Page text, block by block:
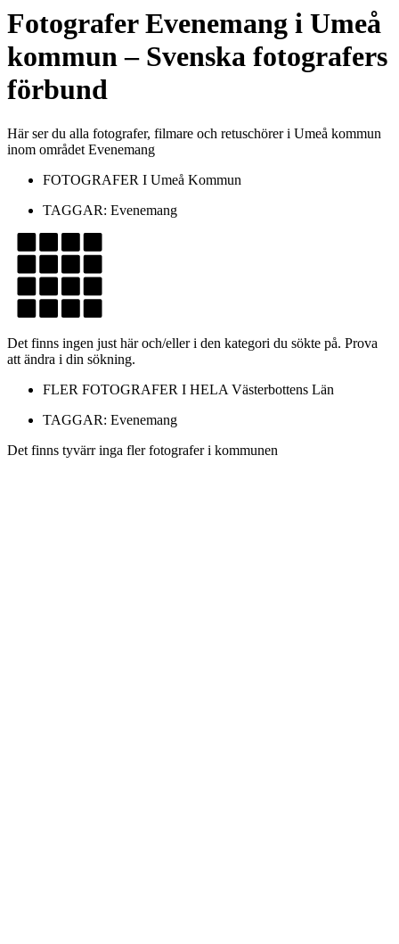
FotograferEvenemang i Umeå
kommun– Svenska fotografers
förbund
Här ser du alla fotografer, filmare och retuschörer i Umeå kommun
inom området Evenemang
FOTOGRAFER I Umeå Kommun
TAGGAR: Evenemang
Det finns ingen just här och/eller i den kategori du sökte på. Prova
att ändra i din sökning.
FLER FOTOGRAFER I HELA Västerbottens Län
TAGGAR: Evenemang
Det finns tyvärr inga fler fotografer i kommunen